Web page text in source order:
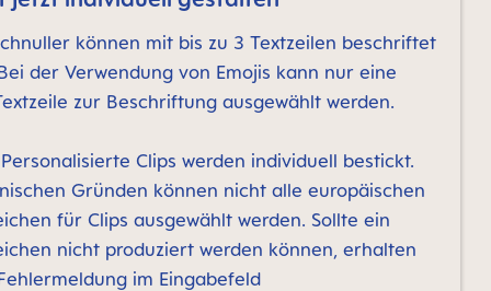
können mit bis zu 3 Textzeilen beschriftet
der Verwendung von Emojis kann nur eine
zur Beschriftung ausgewählt werden.
Clips werden individuell bestickt.
Gründen können nicht alle europäischen
für Clips ausgewählt werden. Sollte ein
nicht produziert werden können, erhalten
im Eingabefeld